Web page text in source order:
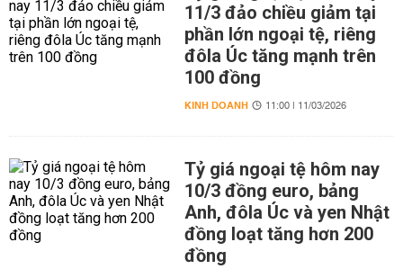
11/3 đảo chiều giảm tại
phần lớn ngoại tệ, riêng
đôla Úc tăng mạnh trên
100 đồng
KINH DOANH 11:00 | 11/03/2026
Tỷ giá ngoại tệ hôm nay
10/3 đồng euro, bảng
Anh, đôla Úc và yen Nhật
đồng loạt tăng hơn 200
đồng